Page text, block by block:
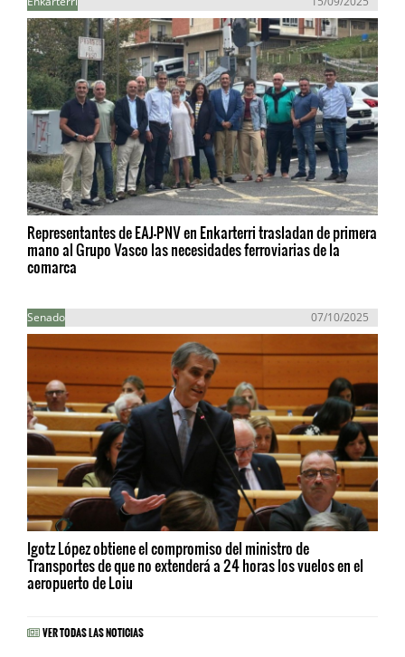
Representantes de EAJ-PNV en Enkarterri trasladan de primera
mano al Grupo Vasco las necesidades ferroviarias de la
comarca
Senado 07/10/2025
Igotz López obtiene el compromiso del ministro de
Transportes de que no extenderá a 24 horas los vuelos en el
aeropuerto de Loiu
VER TODAS LAS NOTICIAS